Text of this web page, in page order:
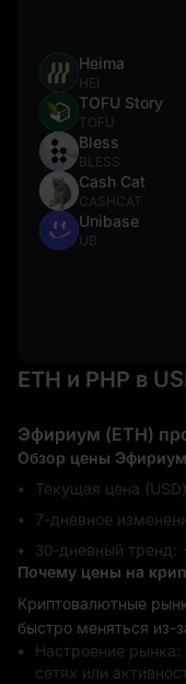
Heima
HEI
TOFU Story
TOFU
Bless
BLESS
Cash Cat
CASHCAT
Unibase
UB
ETH и PHP в
Эфириум (ETH)
Обзор цены Эфириум
Текущая цена
7-дневное
30-дневный тренд:
Почему цены на
Криптовалютные
быстро меняться из-
Настроение рынка:
сетях или